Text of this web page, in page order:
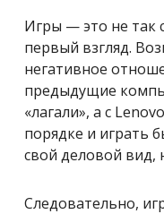
Игры — это не так
первый взгляд.
негативное
предыдущие
«лагали», а с
порядке и играть
свой деловой вид,
Следовательно,